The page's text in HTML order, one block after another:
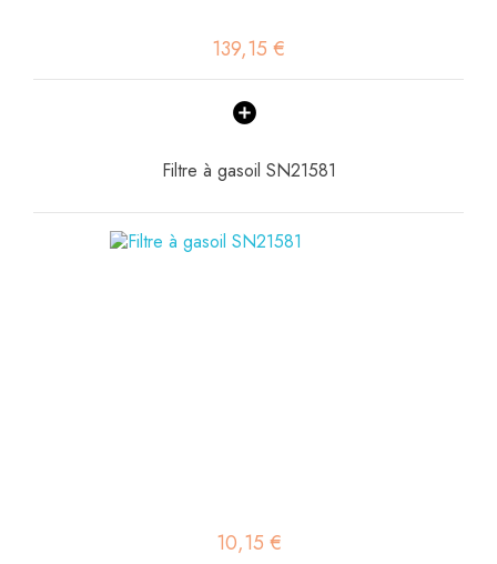
139,15 €
Filtre à gasoil SN21581
10,15 €